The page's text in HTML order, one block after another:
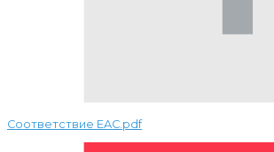
Соответствие EAC.pdf